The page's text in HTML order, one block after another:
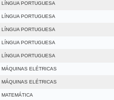
LÍNGUA PORTUGUESA
LÍNGUA PORTUGUESA
LÍNGUA PORTUGUESA
LÍNGUA PORTUGUESA
LÍNGUA PORTUGUESA
MÁQUINAS ELÉTRICAS
MÁQUINAS ELÉTRICAS
MATEMÁTICA